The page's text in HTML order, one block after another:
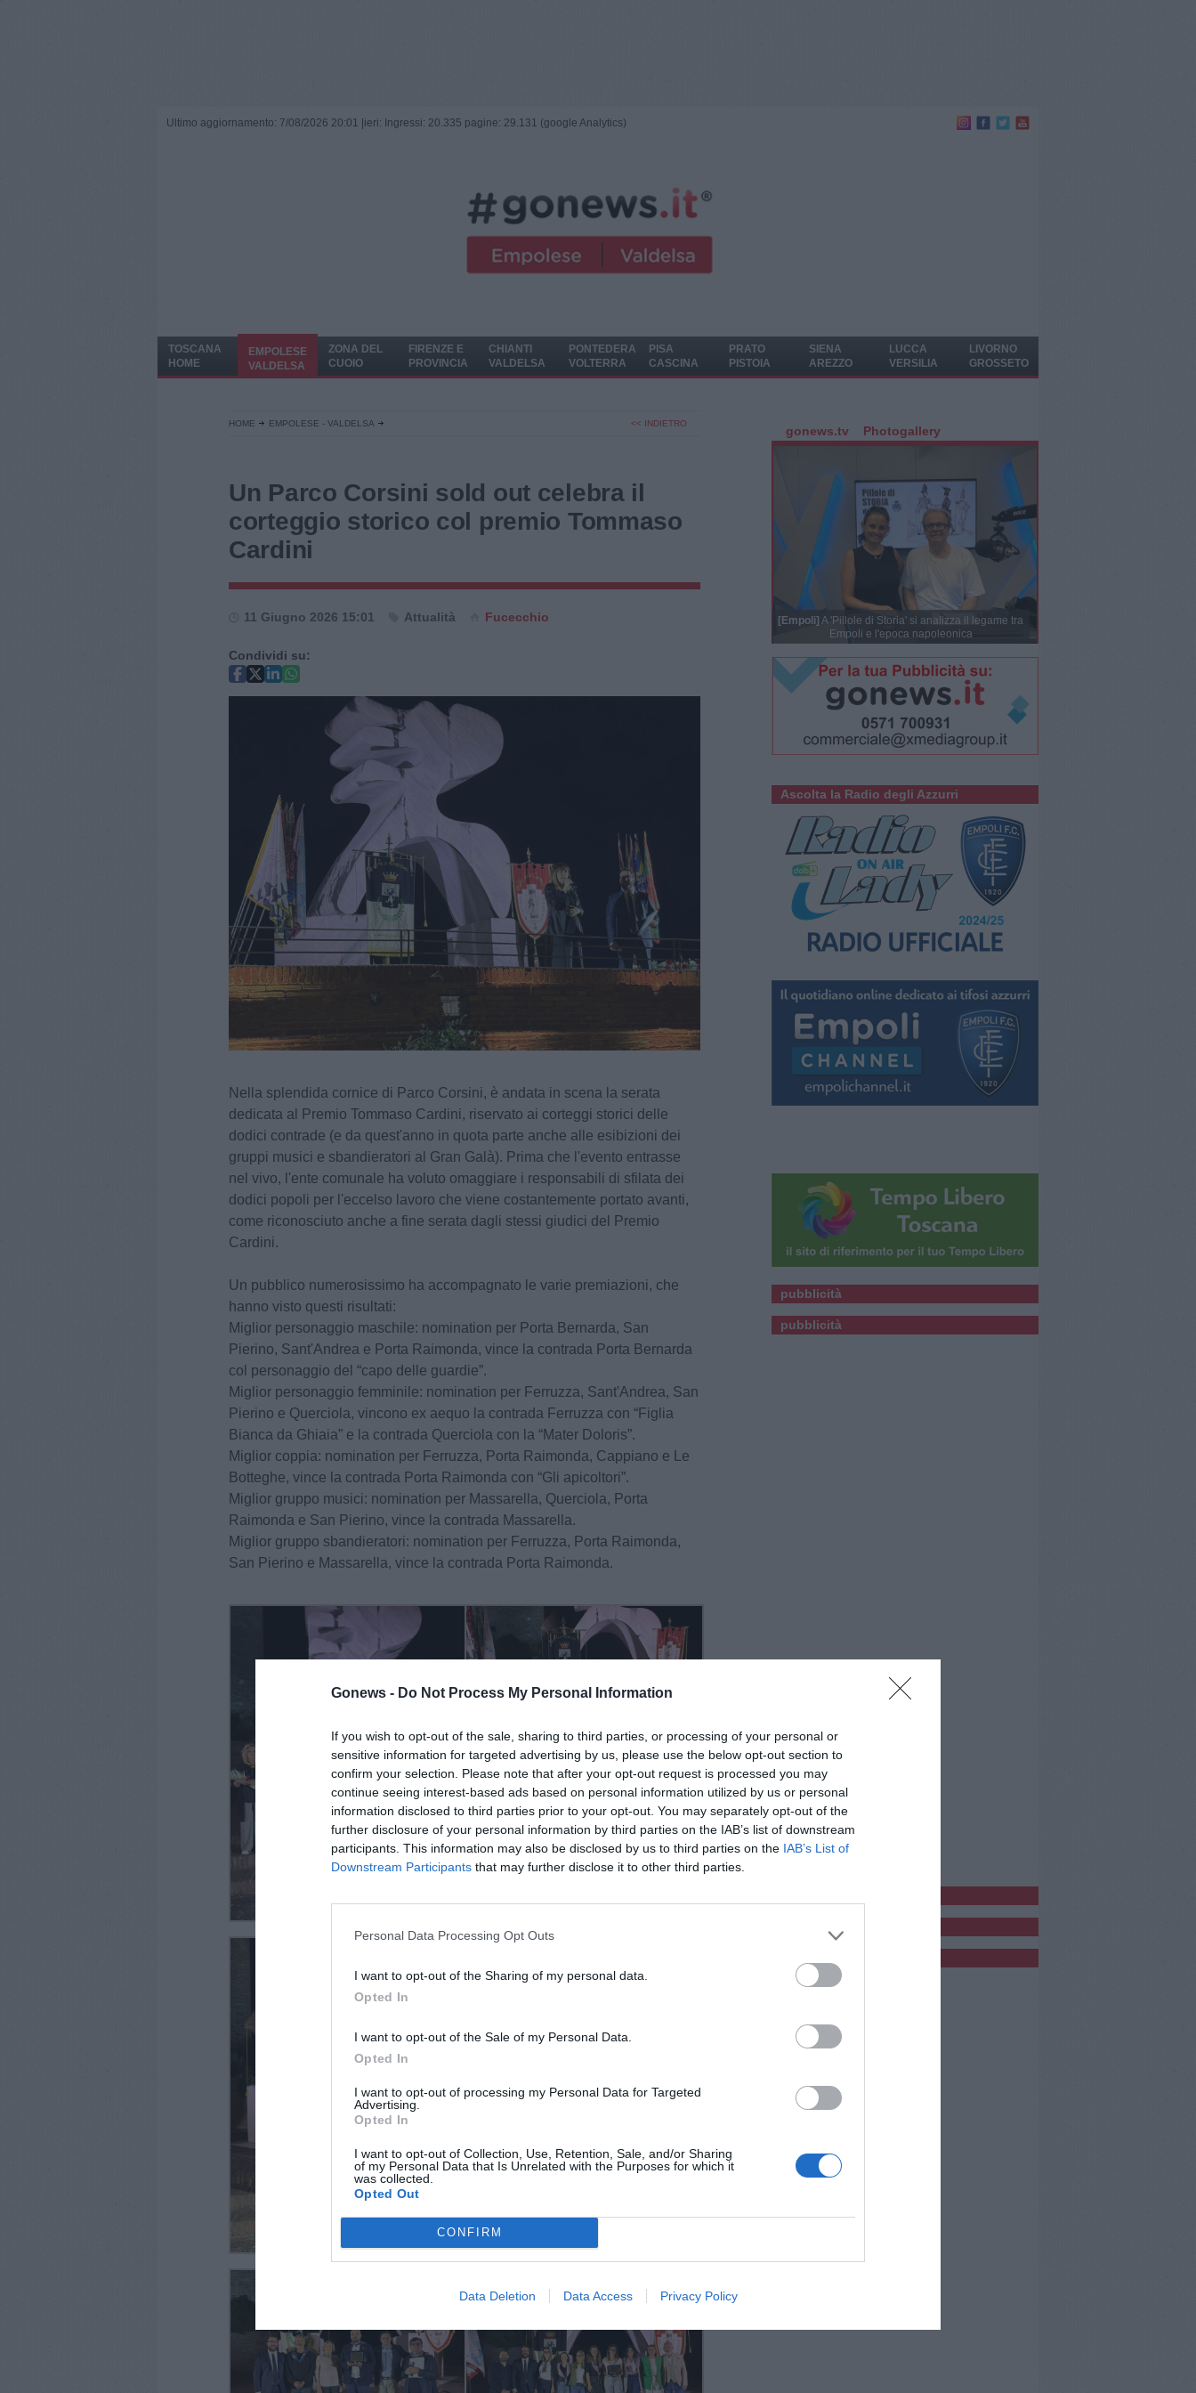
Gonews - Do Not Process My Personal Information
If you wish to opt-out of the sale, sharing to third parties, or processing of your personal or
sensitive information for targeted advertising by us, please use the below opt-out section to
confirm your selection. Please note that after your opt-out request is processed you may
continue seeing interest-based ads based on personal information utilized by us or personal
information disclosed to third parties prior to your opt-out. You may separately opt-out of the
further disclosure of your personal information by third parties on the IAB’s list of downstream
participants. This information may also be disclosed by us to third parties on the IAB’s List of
Downstream Participants that may further disclose it to other third parties.
Personal Data Processing Opt Outs
I want to opt-out of the Sharing of my personal data.
Opted In
I want to opt-out of the Sale of my Personal Data.
Opted In
I want to opt-out of processing my Personal Data for Targeted
Advertising.
Opted In
I want to opt-out of Collection, Use, Retention, Sale, and/or Sharing
of my Personal Data that Is Unrelated with the Purposes for which it
was collected.
Opted Out
CONFIRM
Data Deletion Data Access Privacy Policy
Ultimo aggiornamento: 7/08/2026 20:01 | ieri: Ingressi: 20.335 pagine: 29.131 (google Analytics)
TOSCANA
HOME
EMPOLESE
VALDELSA
ZONA DEL
CUOIO
FIRENZE E
PROVINCIA
CHIANTI
VALDELSA
PONTEDERA
VOLTERRA
PISA
CASCINA
PRATO
PISTOIA
SIENA
AREZZO
LUCCA
VERSILIA
LIVORNO
GROSSETO
HOME EMPOLESE - VALDELSA << INDIETRO
Un Parco Corsini sold out celebra il
corteggio storico col premio Tommaso
Cardini
11 Giugno 2026 15:01 Attualità Fucecchio
Condividi su:
Nella splendida cornice di Parco Corsini, è andata in scena la serata
dedicata al Premio Tommaso Cardini, riservato ai corteggi storici delle
dodici contrade (e da quest'anno in quota parte anche alle esibizioni dei
gruppi musici e sbandieratori al Gran Galà). Prima che l'evento entrasse
nel vivo, l'ente comunale ha voluto omaggiare i responsabili di sfilata dei
dodici popoli per l'eccelso lavoro che viene costantemente portato avanti,
come riconosciuto anche a fine serata dagli stessi giudici del Premio
Cardini.
Un pubblico numerosissimo ha accompagnato le varie premiazioni, che
hanno visto questi risultati:
Miglior personaggio maschile: nomination per Porta Bernarda, San
Pierino, Sant'Andrea e Porta Raimonda, vince la contrada Porta Bernarda
col personaggio del “capo delle guardie”.
Miglior personaggio femminile: nomination per Ferruzza, Sant'Andrea, San
Pierino e Querciola, vincono ex aequo la contrada Ferruzza con “Figlia
Bianca da Ghiaia” e la contrada Querciola con la “Mater Doloris”.
Miglior coppia: nomination per Ferruzza, Porta Raimonda, Cappiano e Le
Botteghe, vince la contrada Porta Raimonda con “Gli apicoltori”.
Miglior gruppo musici: nomination per Massarella, Querciola, Porta
Raimonda e San Pierino, vince la contrada Massarella.
Miglior gruppo sbandieratori: nomination per Ferruzza, Porta Raimonda,
San Pierino e Massarella, vince la contrada Porta Raimonda.
gonews.tv Photogallery
[Empoli] A 'Pillole di Storia' si analizza il legame tra
Empoli e l'epoca napoleonica
Ascolta la Radio degli Azzurri
pubblicità
pubblicità